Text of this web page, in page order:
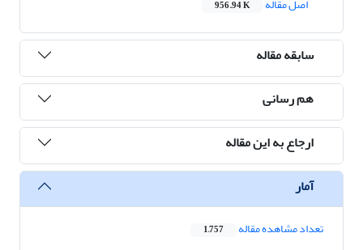
اصل مقاله
956.94 K
سابقه مقاله
هم رسانی
ارجاع به این مقاله
آمار
تعداد مشاهده مقاله 1,757